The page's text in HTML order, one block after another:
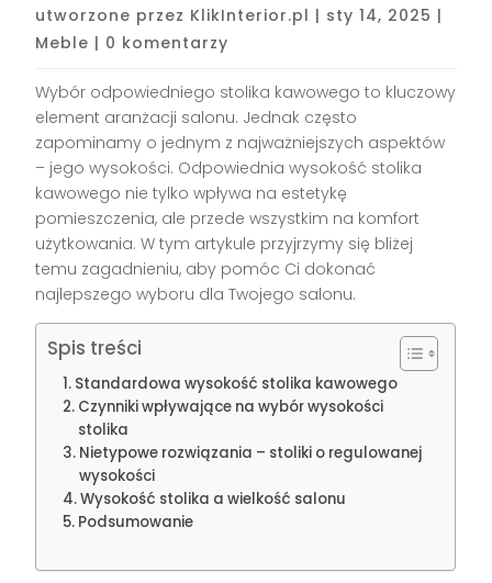
utworzone przez KlikInterior.pl | sty 14, 2025 |
Meble | 0 komentarzy
Wybór odpowiedniego stolika kawowego to kluczowy
element aranżacji salonu. Jednak często
zapominamy o jednym z najważniejszych aspektów
– jego wysokości. Odpowiednia wysokość stolika
kawowego nie tylko wpływa na estetykę
pomieszczenia, ale przede wszystkim na komfort
użytkowania. W tym artykule przyjrzymy się bliżej
temu zagadnieniu, aby pomóc Ci dokonać
najlepszego wyboru dla Twojego salonu.
Spis treści
Standardowa wysokość stolika kawowego
Czynniki wpływające na wybór wysokości
stolika
Nietypowe rozwiązania – stoliki o regulowanej
wysokości
Wysokość stolika a wielkość salonu
Podsumowanie